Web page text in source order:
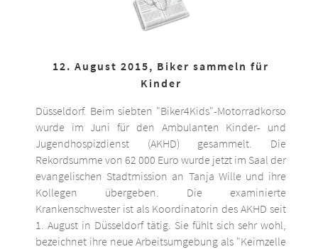
12. August 2015, Biker sammeln für
Kinder
Düsseldorf. Beim siebten "Biker4Kids"-Motorradkorso
wurde im Juni für den Ambulanten Kinder- und
Jugendhospizdienst (AKHD) gesammelt. Die
Rekordsumme von 62 000 Euro wurde jetzt im Saal der
evangelischen Stadtmission an Tanja Wille und ihre
Kollegen übergeben. Die examinierte
Krankenschwester ist als Koordinatorin des AKHD seit
1. August in Düsseldorf tätig. Sie fühlt sich sehr wohl,
bezeichnet ihre neue Arbeitsumgebung als "Keimzelle